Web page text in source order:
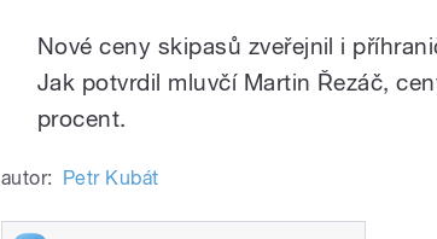
Nové ceny skipasů zveřejnil i
Jak potvrdil mluvčí Martin Řezáč,
procent.
autor: Petr Kubát